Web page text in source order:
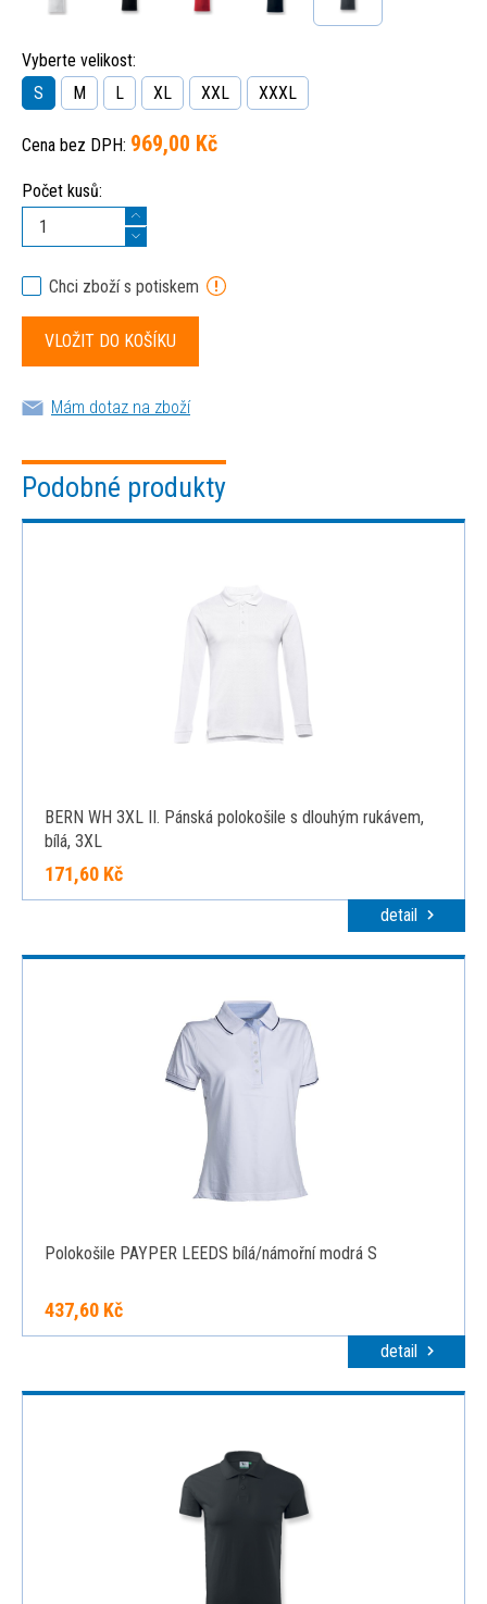
Vyberte velikost:
S
M L XL XXL XXXL
Cena bez DPH: 969,00 Kč
Počet kusů:
Chci zboží s potiskem
Mám dotaz na zboží
Podobné produkty
BERN WH 3XL II. Pánská polokošile s dlouhým rukávem,
bílá, 3XL
171,60 Kč
detail
Polokošile PAYPER LEEDS bílá/námořní modrá S
437,60 Kč
detail